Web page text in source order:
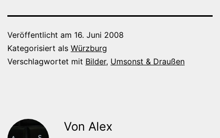
Veröffentlicht am 16. Juni 2008
Kategorisiert als Würzburg
Verschlagwortet mit Bilder, Umsonst & Draußen
Von Alex